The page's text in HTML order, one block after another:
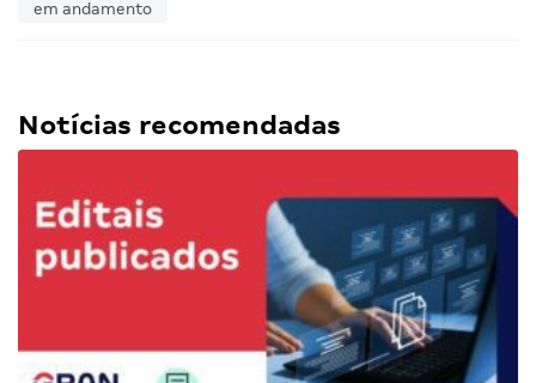
em andamento
Notícias recomendadas